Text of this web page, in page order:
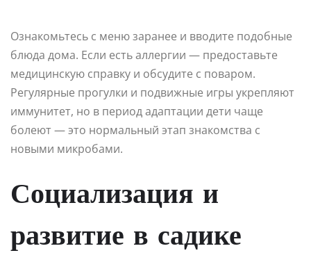
Ознакомьтесь с меню заранее и вводите подобные
блюда дома. Если есть аллергии — предоставьте
медицинскую справку и обсудите с поваром.
Регулярные прогулки и подвижные игры укрепляют
иммунитет, но в период адаптации дети чаще
болеют — это нормальный этап знакомства с
новыми микробами.
Социализация и
развитие в садике